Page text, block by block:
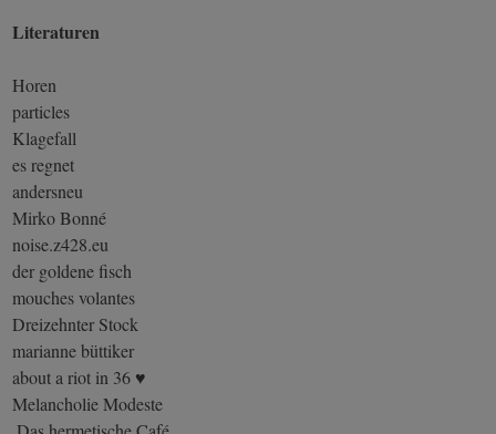
Literaturen
Horen
particles
Klagefall
es regnet
andersneu
Mirko Bonné
noise.z428.eu
der goldene fisch
mouches volantes
Dreizehnter Stock
marianne büttiker
about a riot in 36 ♥
Melancholie Modeste